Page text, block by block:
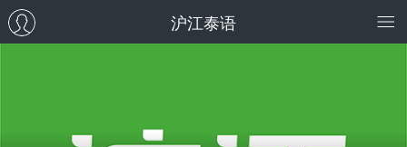
沪江泰语